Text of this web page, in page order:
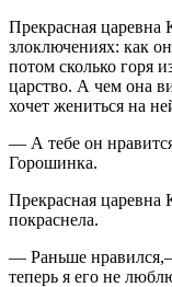
Прекрасная царевна
злоключениях: как
потом сколько горя
царство. А чем она
хочет жениться на
— А тебе он
Горошинка.
Прекрасная царевна
покраснела.
— Раньше
теперь я его не